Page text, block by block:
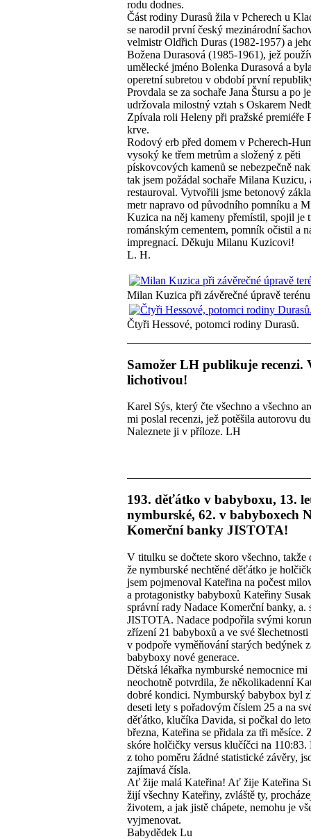
rodu dodnes.
Část rodiny Durasů žila v Pcherech u
se narodil první český mezinárodní
velmistr Oldřich Duras (1982-1957) a
Božena Durasová (1985-1961), jež
umělecké jméno Bolenka Durasová a
operetní subretou v období první
Provdala se za sochaře Jana Štursu a po
udržovala milostný vztah s Oskarem
Zpívala roli Heleny při pražské premiéře
krve.
Rodový erb před domem v Pcherech-
vysoký ke třem metrům a složený z pěti
pískovcových kamenů se nebezpečně
tak jsem požádal sochaře Milana Kuzicu,
restauroval. Vytvořili jsme betonový
metr napravo od původního pomníku a
Kuzica na něj kameny přemístil, spojil je
románským cementem, pomník očistil a
impregnací. Děkuju Milanu Kuzicovi!
L. H.
Milan Kuzica při závěrečné úpravě
Čtyři Hessové, potomci rodiny Durasů.
Samožer LH publikuje recenzi.
lichotivou!
Karel Sýs, který čte všechno a všechno
mi poslal recenzi, jež potěšila autorovu
Naleznete ji v příloze. LH
193. děťátko v babyboxu, 13.
nymburské, 62. v babyboxech
Komerční banky JISTOTA!
V titulku se dočtete skoro všechno, takže
že nymburské nechtěné děťátko je
jsem pojmenoval Kateřina na počest
a protagonistky babyboxů Kateřiny
správní rady Nadace Komerční banky, a.
JISTOTA. Nadace podpořila svými
zřízení 21 babyboxů a ve své
v podpoře vyměňování starých bedýnek
babyboxy nové generace.
Dětská lékařka nymburské nemocnice mi
neochotně potvrdila, že několikadenní
dobré kondici. Nymburský babybox byl
deseti lety s pořadovým číslem 25 a na
děťátko, klučíka Davida, si počkal do
března, Kateřina se přidala za tři měsíce.
skóre holčičky versus klučíčci na 110:83.
z toho poměru žádné statistické závěry,
zajímavá čísla.
Ať žije malá Kateřina! Ať žije Kateřina
žijí všechny Kateřiny, zvláště ty,
životem, a jak jistě chápete, nemohu je
vyjmenovat.
Babydědek Lu